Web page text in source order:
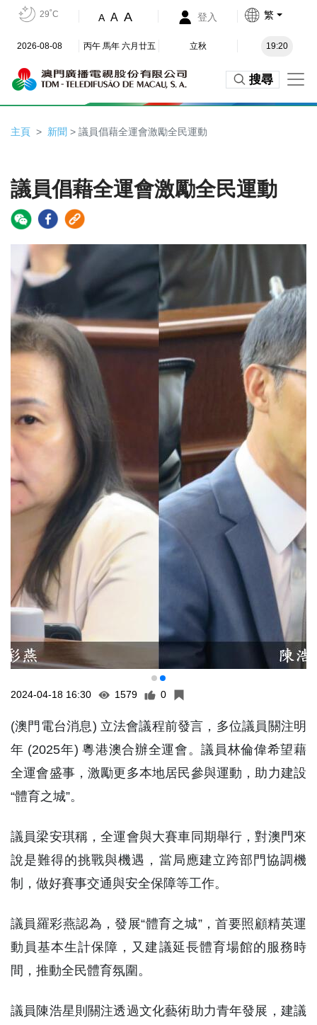
29˚C A A A 登入 繁
2026-08-08 丙午 馬年 六月廿五 立秋 19:20
搜尋
主頁 新聞 > 議員倡藉全運會激勵全民運動
議員倡藉全運會激勵全民運動
2024-04-18 16:30 1579 0
(澳門電台消息) 立法會議程前發言，多位議員關注明
年 (2025年) 粵港澳合辦全運會。議員林倫偉希望藉
全運會盛事，激勵更多本地居民參與運動，助力建設
“體育之城”。
議員梁安琪稱，全運會與大賽車同期舉行，對澳門來
說是難得的挑戰與機遇，當局應建立跨部門協調機
制，做好賽事交通與安全保障等工作。
議員羅彩燕認為，發展“體育之城”，首要照顧精英運
動員基本生計保障，又建議延長體育場館的服務時
間，推動全民體育氛圍。
議員陳浩星則關注透過文化藝術助力青年發展，建議